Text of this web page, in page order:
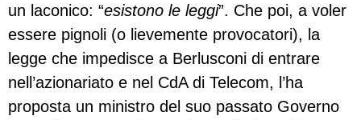
un laconico: “esistono le leggi”. Che poi, a voler
essere pignoli (o lievemente provocatori), la
legge che impedisce a Berlusconi di entrare
nell’azionariato e nel CdA di Telecom, l’ha
proposta un ministro del suo passato Governo